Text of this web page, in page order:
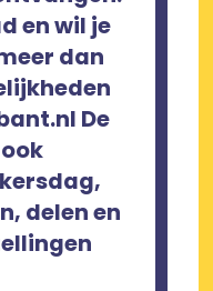
en wil je
dan
De
delen en